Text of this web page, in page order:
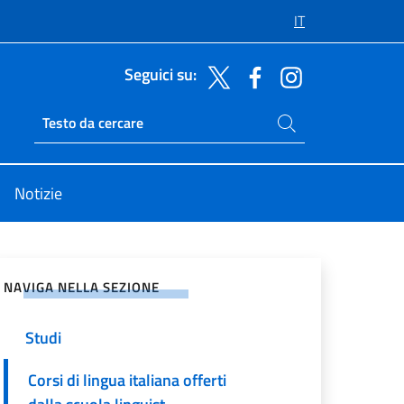
IT
Seguici su:
Ricerca sito live
Cerca nel sito
Notizie
NAVIGA NELLA SEZIONE
Studi
Corsi di lingua italiana offerti